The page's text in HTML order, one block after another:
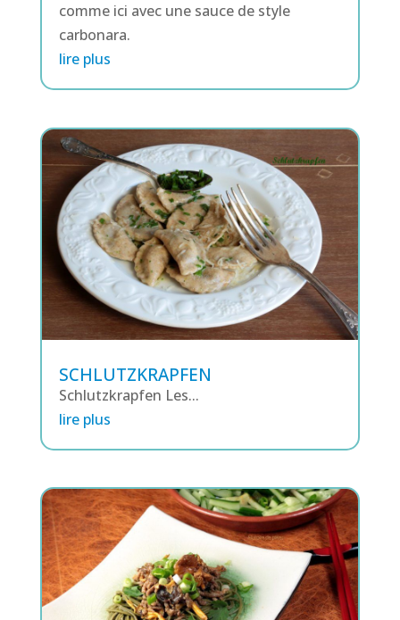
comme ici avec une sauce de style
carbonara.
lire plus
SCHLUTZKRAPFEN
Schlutzkrapfen Les...
lire plus